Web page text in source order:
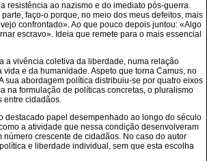
resistência ao nazismo e do imediato pós-guerra.
faço-o porque, no meio dos meus defeitos, mais
confrontado». Ao que pouco depois juntou: «Algo
escravo». Ideia que remete para o mais essencial
a vivência coletiva da liberdade, numa relação
e da humanidade. Aspeto que torna Camus, no
sua abordagem política distribuiu-se por quatro eixos
na formulação de políticas concretas, o pluralismo
entre cidadãos.
destacado papel desempenhado ao longo do século
a atividade que nessa condição desenvolveram
crescente de cidadãos. No caso do autor
e liberdade individual, sem que esta escolha